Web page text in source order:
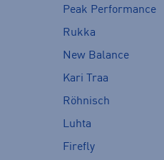
Peak Performance
Rukka
New Balance
Kari Traa
Röhnisch
Luhta
Firefly